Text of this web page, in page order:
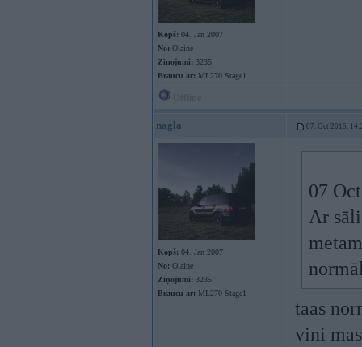
Kopš: 04. Jan 2007
No: Olaine
Ziņojumi: 3235
Braucu ar: ML270 Stage1
nagla 07. Oct 2015,
Kopš: 04. Jan 2007
No: Olaine
Ziņojumi: 3235
Braucu ar: ML270 Stage1
07
Ar
taas
vini